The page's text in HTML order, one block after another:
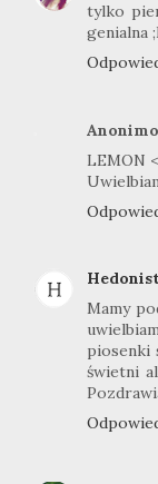
tylko
genialna
LEMON
Mamy
piosenki
świetni